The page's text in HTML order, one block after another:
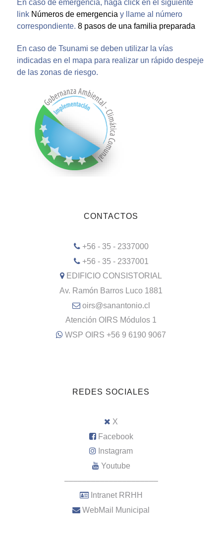
En caso de emergencia, haga click en el siguiente
link Números de emergencia y llame al número
correspondiente. 8 pasos de una familia preparada
En caso de Tsunami se deben utilizar la vías
indicadas en el mapa para realizar un rápido despeje
de las zonas de riesgo.
CONTACTOS
+56 - 35 - 2337000
+56 - 35 - 2337001
EDIFICIO CONSISTORIAL
Av. Ramón Barros Luco 1881
oirs@sanantonio.cl
Atención OIRS Módulos 1
WSP OIRS +56 9 6190 9067
REDES SOCIALES
X
Facebook
Instagram
Youtube
–––––––––––––––––––––
Intranet RRHH
WebMail Municipal